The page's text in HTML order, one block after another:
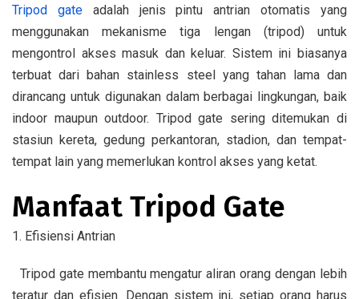
Tripod gateadalah jenis pintu antrian otomatis yang
menggunakan mekanisme tiga lengan (tripod) untuk
mengontrol akses masuk dan keluar. Sistem ini biasanya
terbuat dari bahan stainless steel yang tahan lama dan
dirancang untuk digunakan dalam berbagai lingkungan, baik
indoor maupun outdoor. Tripod gate sering ditemukan di
stasiun kereta, gedung perkantoran, stadion, dan tempat-
tempat lain yang memerlukan kontrol akses yang ketat.
Manfaat Tripod Gate
1. Efisiensi Antrian
Tripod gate membantu mengatur aliran orang dengan lebih
teratur dan efisien. Dengan sistem ini, setiap orang harus